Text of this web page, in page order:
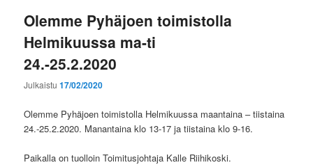
Olemme Pyhäjoen toimistolla
Helmikuussa ma-ti
24.-25.2.2020
Julkaistu17/02/2020
Olemme Pyhäjoen toimistolla Helmikuussa maantaina – tiistaina
24.-25.2.2020. Manantaina klo 13-17 ja tiistaina klo 9-16.
Paikalla on tuolloin Toimitusjohtaja Kalle Riihikoski.